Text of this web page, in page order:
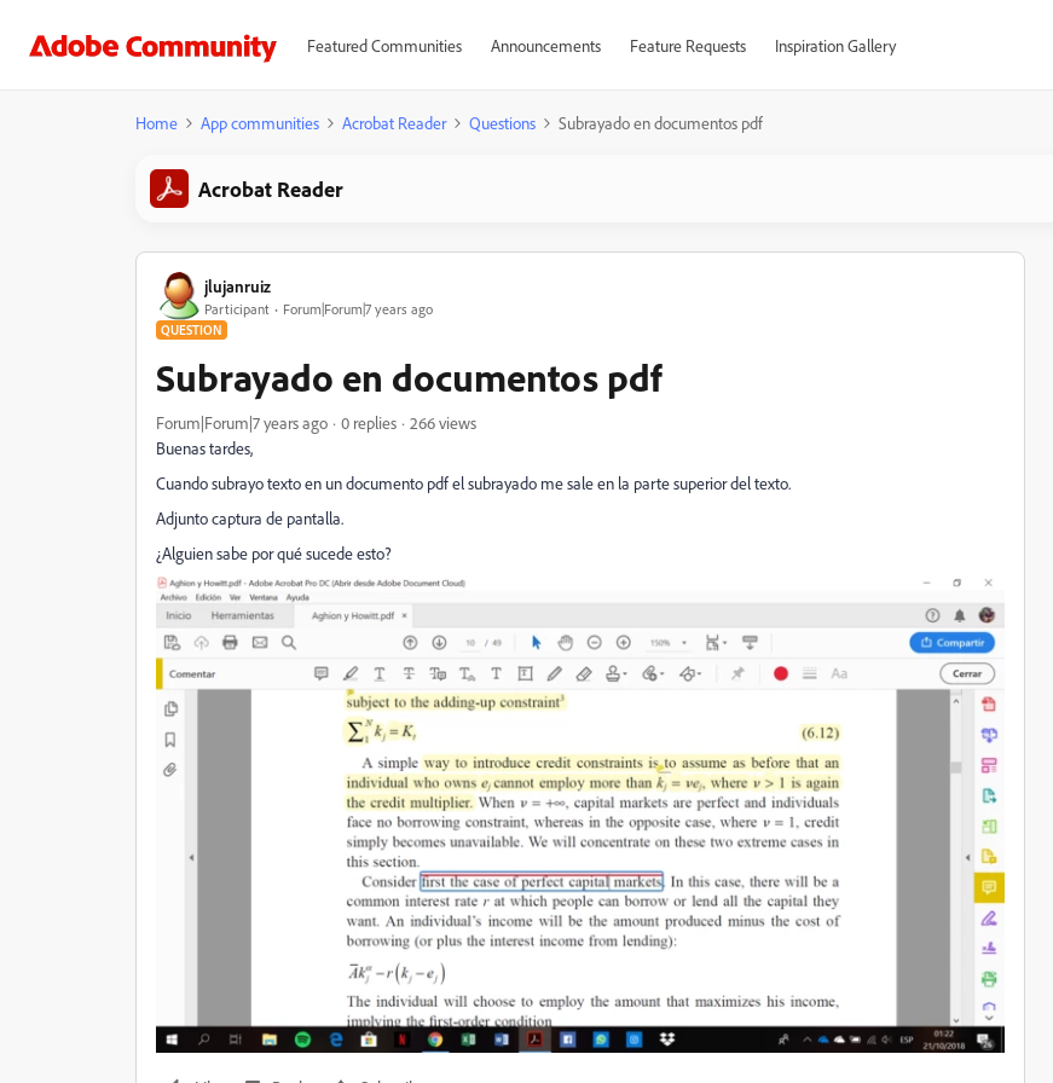
Featured Communities Announcements Feature Requests Inspiration Gallery
Home App communities Acrobat Reader Questions Subrayado en documentos pdf
Acrobat Reader
jlujanruiz
Participant Forum|Forum|7 years ago
QUESTION
Subrayado en documentos pdf
Forum|Forum|7 years ago 0 replies
266 views
Buenas tardes,
Cuando subrayo texto en un documento pdf el subrayado me sale en la parte superior del texto.
Adjunto captura de pantalla.
¿Alguien sabe por qué sucede esto?